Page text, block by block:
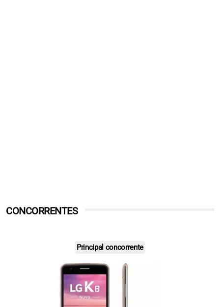
CONCORRENTES
Principal concorrente